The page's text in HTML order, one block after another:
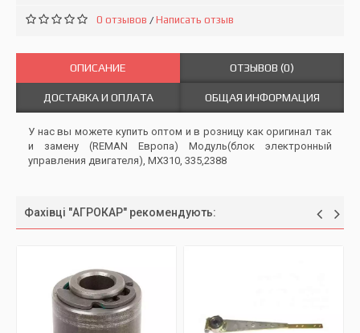
0 отзывов /Написать отзыв
ОПИСАНИЕ ОТЗЫВОВ (0)
ДОСТАВКА И ОПЛАТА ОБЩАЯ ИНФОРМАЦИЯ
У нас вы можете купить оптом и в розницу как оригинал так
и замену (REMAN Европа) Модуль(блок электронный
управления двигателя), MX310, 335,2388
Фахівці "АГРОКАР" рекомендують: